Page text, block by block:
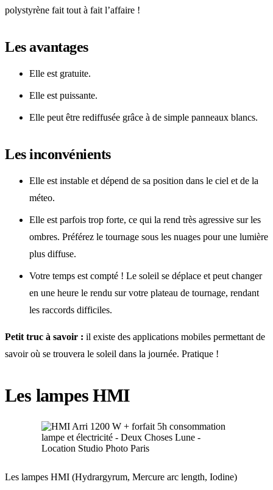
polystyrène fait tout à fait l’affaire !
Les avantages
Elle est gratuite.
Elle est puissante.
Elle peut être rediffusée grâce à de simple panneaux blancs.
Les inconvénients
Elle est instable et dépend de sa position dans le ciel et de la
méteo.
Elle est parfois trop forte, ce qui la rend très agressive sur les
ombres. Préférez le tournage sous les nuages pour une lumière
plus diffuse.
Votre temps est compté ! Le soleil se déplace et peut changer
en une heure le rendu sur votre plateau de tournage, rendant
les raccords difficiles.
Petit truc à savoir : il existe des applications mobiles permettant de
savoir où se trouvera le soleil dans la journée. Pratique !
Les lampes HMI
Les lampes HMI (Hydrargyrum, Mercure arc length, Iodine)